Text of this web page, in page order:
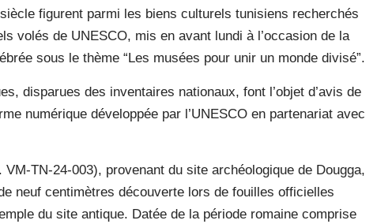
figurent parmi les biens culturels tunisiens recherchés
volés de UNESCO, mis en avant lundi à l’occasion de la
sous le thème “Les musées pour unir un monde divisé”.
disparues des inventaires nationaux, font l’objet d’avis de
numérique développée par l’UNESCO en partenariat avec
VM-TN-24-003), provenant du site archéologique de Dougga,
neuf centimètres découverte lors de fouilles officielles
du site antique. Datée de la période romaine comprise